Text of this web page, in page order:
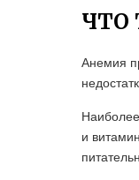
ЧТО
Анемия
и